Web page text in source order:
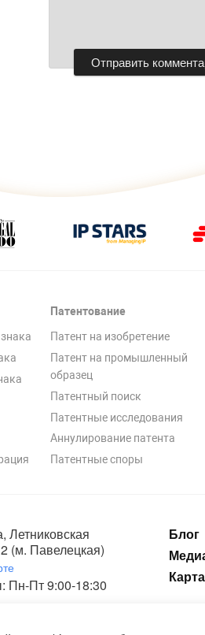
Патентование
Патент на изобретение
Патент на промышленный
образец
Патентный поиск
Патентные исследования
Аннулирование патента
Патентные споры
Летниковская
(м. Павелецкая)
Пн-Пт 9:00-18:30
Блог